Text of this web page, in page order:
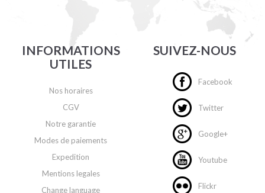
INFORMATIONS
UTILES
Nos horaires
CGV
Notre garantie
Modes de paiements
Expedition
Mentions legales
Change language
SUIVEZ-NOUS
Facebook
Twitter
Google+
Youtube
Flickr